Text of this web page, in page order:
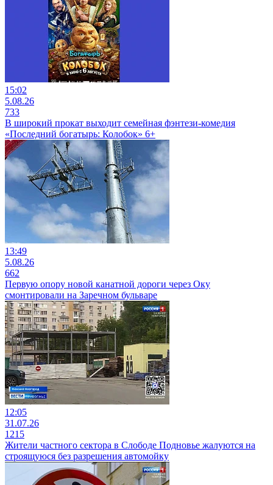
15:02
5.08.26
733
В широкий прокат выходит семейная фэнтези-комедия
«Последний богатырь: Колобок» 6+
13:49
5.08.26
662
Первую опору новой канатной дороги через Оку
смонтировали на Заречном бульваре
12:05
31.07.26
1215
Жители частного сектора в Слободе Подновье жалуются на
строящуюся без разрешения автомойку